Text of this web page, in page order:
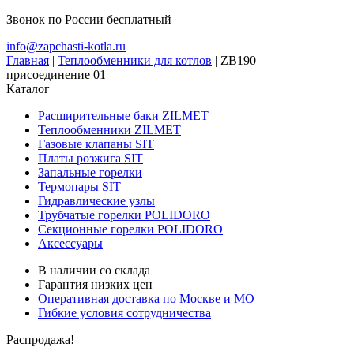
Звонок по России бесплатный
info@zapchasti-kotla.ru
Главная | Теплообменники для котлов | ZB190 —
присоединение 01
Каталог
Расширительные баки ZILMET
Теплообменники ZILMET
Газовые клапаны SIT
Платы розжига SIT
Запальные горелки
Термопары SIT
Гидравлические узлы
Трубчатые горелки POLIDORO
Секционные горелки POLIDORO
Аксессуары
В наличии со склада
Гарантия низких цен
Оперативная доставка по Москве и МО
Гибкие условия сотрудничества
Распродажа!